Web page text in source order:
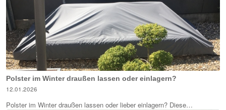
Polster im Winter draußen lassen oder einlagern?
12.01.2026
Polster im Winter draußen lassen oder lieber einlagern? Diese…